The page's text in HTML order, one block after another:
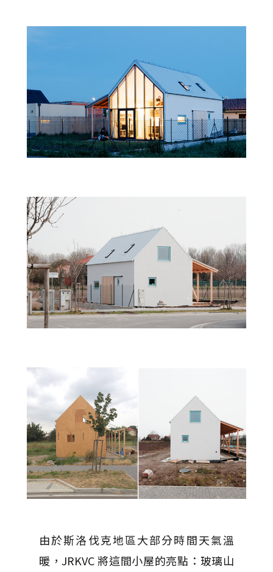
由於斯洛伐克地區大部分時間天氣溫
暖，JRKVC 將這間小屋的亮點：玻璃山